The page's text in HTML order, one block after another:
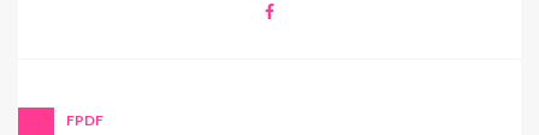
FPDF